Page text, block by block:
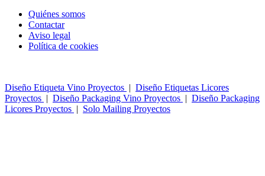
Quiénes somos
Contactar
Aviso legal
Política de cookies
Diseño Etiqueta Vino Proyectos | Diseño Etiquetas Licores
Proyectos | Diseño Packaging Vino Proyectos | Diseño Packaging
Licores Proyectos | Solo Mailing Proyectos